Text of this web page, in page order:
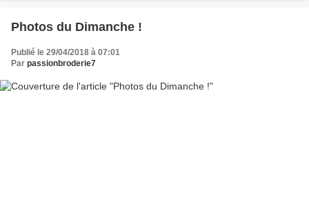
Photos du Dimanche !
Publié le 29/04/2018 à 07:01
Par passionbroderie7